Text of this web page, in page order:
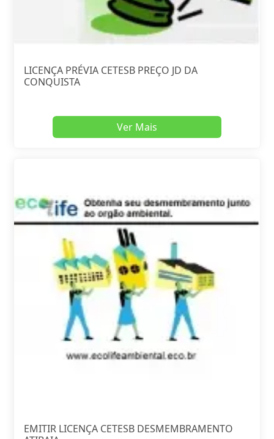
LICENÇA PRÉVIA CETESB PREÇO JD DA
CONQUISTA
Ver Mais
EMITIR LICENÇA CETESB DESMEMBRAMENTO